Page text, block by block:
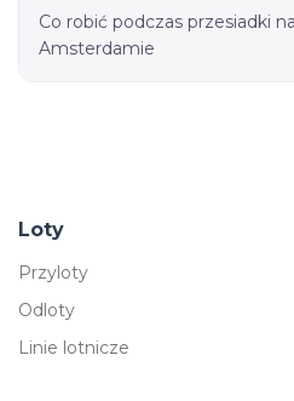
Co robić podczas przesiadki
Amsterdamie
Loty
Przyloty
Odloty
Linie lotnicze